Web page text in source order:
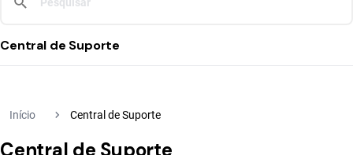
Central de Suporte
Início navigate_next Central de Suporte
Central de Suporte